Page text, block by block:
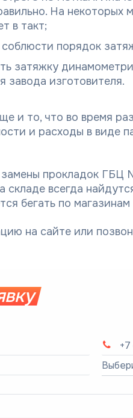
На некоторых
в такт;
порядок
затяжку
изготовителя.
и то, что во время
и расходы в виде
прокладок ГБЦ
складе всегда
бегать по
на сайте или